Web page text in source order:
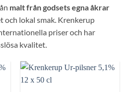
malt från godsets egna åkrar
och lokal smak. Krenkerup
priser och har
kvalitet.